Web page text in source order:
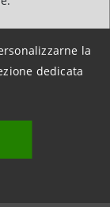
la
dedicata
nel
l’Italia
DOP, IGP
ettari di
e di elevata
di euro, il
Circa 640mila